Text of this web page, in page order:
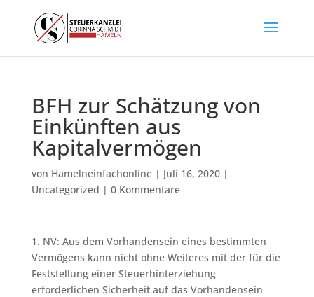
BFH zur Schätzung von
Einkünften aus
Kapitalvermögen
von Hamelneinfachonline| Juli 16, 2020|
Uncategorized | 0 Kommentare
1. NV: Aus dem Vorhandensein eines bestimmten
Vermögens kann nicht ohne Weiteres mit der für die
Feststellung einer Steuerhinterziehung
erforderlichen Sicherheit auf das Vorhandensein